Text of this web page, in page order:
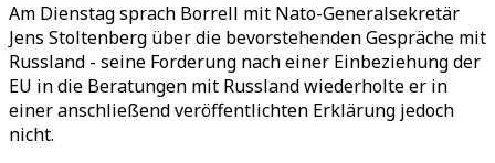
Am Dienstag sprach Borrell mit Nato-Generalsekretär
Jens Stoltenberg über die bevorstehenden Gespräche mit
Russland - seine Forderung nach einer Einbeziehung der
EU in die Beratungen mit Russland wiederholte er in
einer anschließend veröffentlichten Erklärung jedoch
nicht.